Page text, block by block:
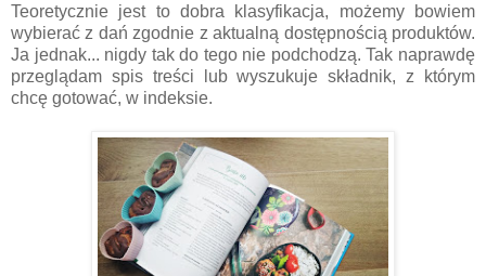
Teoretycznie jest to dobra klasyfikacja, możemy bowiem
wybierać z dań zgodnie z aktualną dostępnością produktów.
Ja jednak... nigdy tak do tego nie podchodzą. Tak naprawdę
przeglądam spis treści lub wyszukuje składnik, z którym
chcę gotować, w indeksie.